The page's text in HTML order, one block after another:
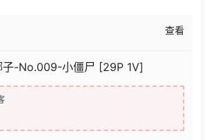
查看
子-No.009-小僵尸 [29P 1V]